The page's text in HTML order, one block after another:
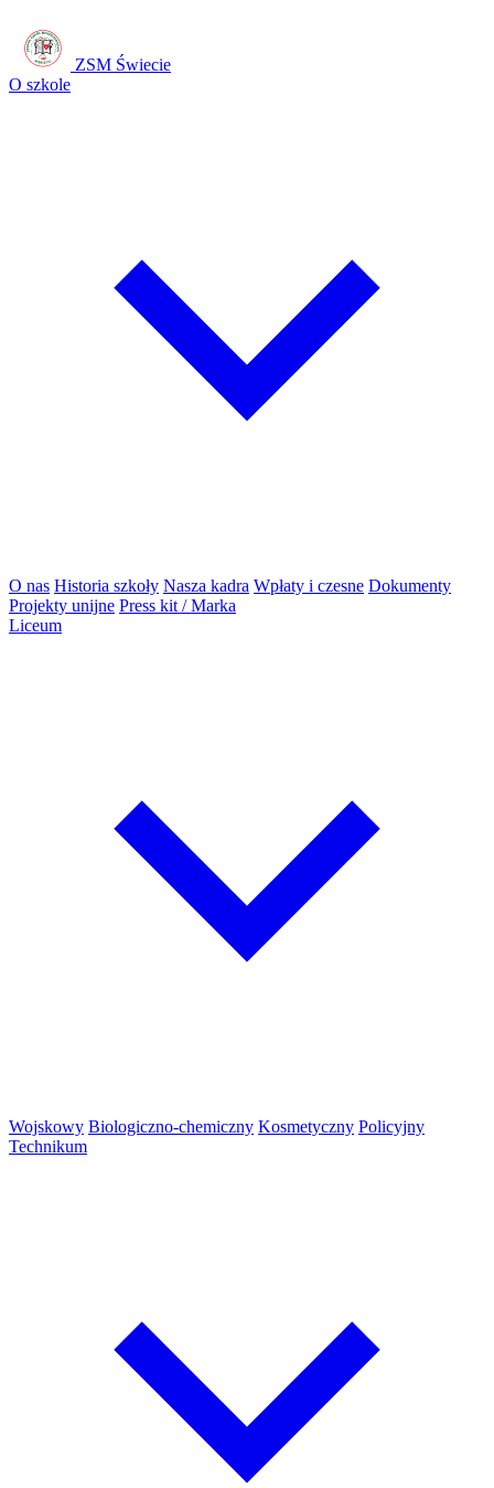
ZSM Świecie
O szkole
O nas Historia szkoły Nasza kadra Wpłaty i czesne Dokumenty
Projekty unijne Press kit / Marka
Liceum
Wojskowy Biologiczno-chemiczny Kosmetyczny Policyjny
Technikum